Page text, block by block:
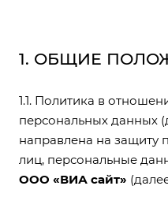
1. ОБЩИЕ
1.1. Политика в
персональных данных
направлена на защиту
лиц, персональные
OOO «ВИА сайт»